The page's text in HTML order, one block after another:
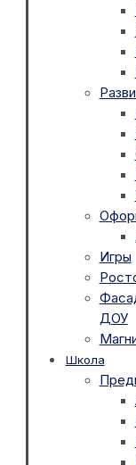
Игры
ДОУ
Школа